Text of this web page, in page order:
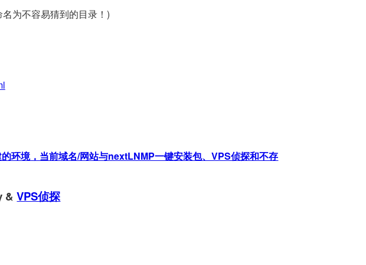
为不容易猜到的目录！)
环境，当前域名/网站与nextLNMP一键安装包、VPS侦探和不存
&VPS侦探